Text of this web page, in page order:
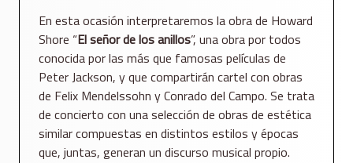
En esta ocasión interpretaremos la obra de Howard
Shore “El señor de los anillos”, una obra por todos
conocida por las más que famosas películas de
Peter Jackson, y que compartirán cartel con obras
de Felix Mendelssohn y Conrado del Campo. Se trata
de concierto con una selección de obras de estética
similar compuestas en distintos estilos y épocas
que, juntas, generan un discurso musical propio.